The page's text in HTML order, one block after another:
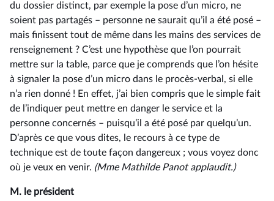
du dossier distinct, par exemple la pose d’un micro, ne
soient pas partagés –⁠ personne ne saurait qu’il a été posé –
mais finissent tout de même dans les mains des services de
renseignement ? C’est une hypothèse que l’on pourrait
mettre sur la table, parce que je comprends que l’on hésite
à signaler la pose d’un micro dans le procès-verbal, si elle
n’a rien donné ! En effet, j’ai bien compris que le simple fait
de l’indiquer peut mettre en danger le service et la
personne concernés –⁠ puisqu’il a été posé par quelqu’un.
D’après ce que vous dites, le recours à ce type de
technique est de toute façon dangereux ; vous voyez donc
où je veux en venir. (Mme Mathilde Panot applaudit.)
M. le président